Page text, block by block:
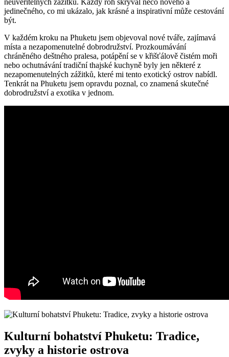
jedinečného, co mi ukázalo, jak krásné a inspirativní ‌může cestování
být.
V každém kroku‌ na Phuketu jsem‌ objevoval nové tváře, zajímavá
místa a nezapomenutelné dobrodružství. Prozkoumávání⁢
chráněného deštného pralesa, potápění se v křišťálově​ čistém moři
nebo ochutnávání tradiční thajské kuchyně byly jen některé ​z
nezapomenutelných zážitků, které mi tento exotický ostrov nabídl.⁣
Tenkrát na Phuketu jsem opravdu poznal, co znamená skutečné
dobrodružství a exotika v jednom.
Kulturní bohatství Phuketu: Tradice,
zvyky a historie ostrova